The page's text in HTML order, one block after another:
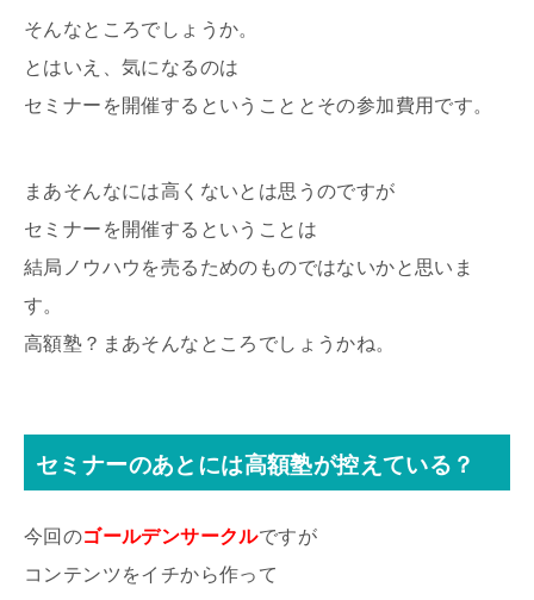
そんなところでしょうか。
とはいえ、気になるのは
セミナーを開催するということとその参加費用です。
まあそんなには高くないとは思うのですが
セミナーを開催するということは
結局ノウハウを売るためのものではないかと思いま
す。
高額塾？まあそんなところでしょうかね。
セミナーのあとには高額塾が控えている？
今回のゴールデンサークルですが
コンテンツをイチから作って